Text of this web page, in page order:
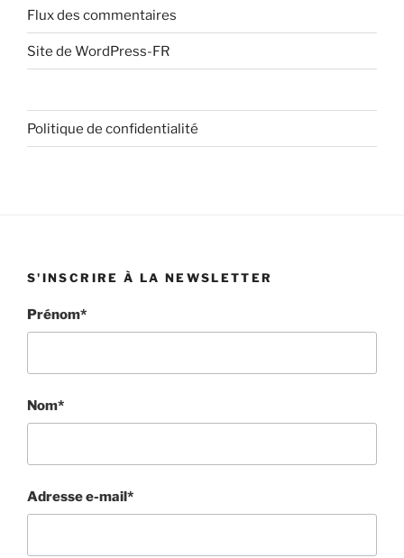
Flux des commentaires
Site de WordPress-FR
Politique de confidentialité
S'INSCRIRE À LA NEWSLETTER
Prénom*
Nom*
Adresse e-mail*